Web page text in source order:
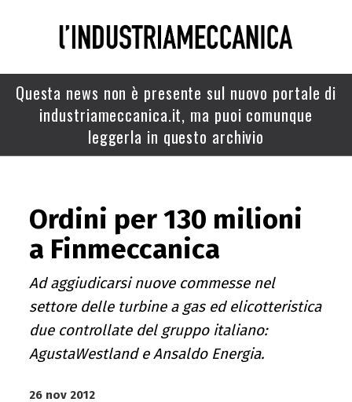
Questa news non è presente sul nuovo portale di
industriameccanica.it, ma puoi comunque
leggerla in questo archivio
Ordini per 130 milioni
a Finmeccanica
Ad aggiudicarsi nuove commesse nel
settore delle turbine a gas ed elicotteristica
due controllate del gruppo italiano:
AgustaWestland e Ansaldo Energia.
26 nov 2012